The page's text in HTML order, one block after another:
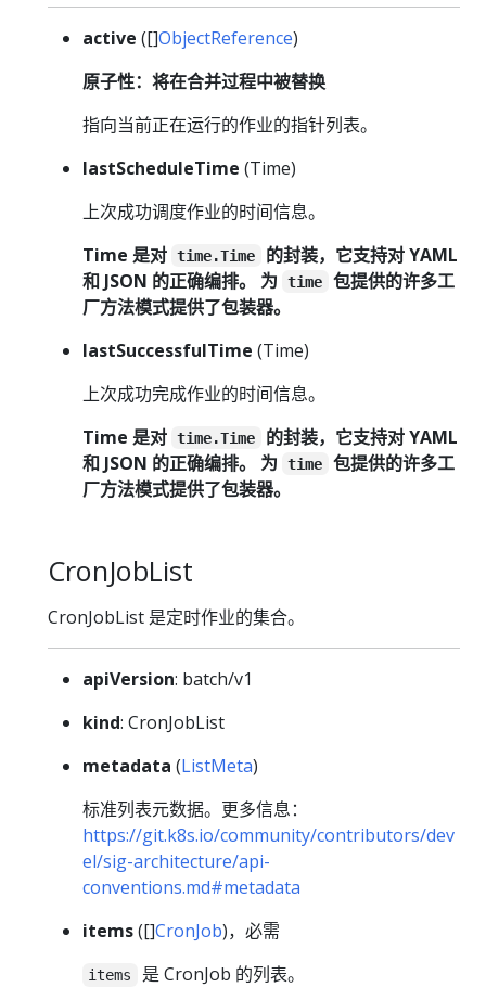
active ([]ObjectReference)
原子性：将在合并过程中被替换
指向当前正在运行的作业的指针列表。
lastScheduleTime (Time)
上次成功调度作业的时间信息。
Time 是对 time.Time
的封装，它支持对 YAML
和 JSON 的正确编排。 为
time
包提供的许多工
厂方法模式提供了包装器。
lastSuccessfulTime (Time)
上次成功完成作业的时间信息。
Time 是对 time.Time
的封装，它支持对 YAML
和 JSON 的正确编排。 为
time
包提供的许多工
厂方法模式提供了包装器。
CronJobList
CronJobList 是定时作业的集合。
apiVersion: batch/v1
kind: CronJobList
metadata (ListMeta)
标准列表元数据。更多信息：
https://git.k8s.io/community/contributors/dev
el/sig-architecture/api-
conventions.md#metadata
items([]CronJob)，必需
items 是 CronJob 的列表。